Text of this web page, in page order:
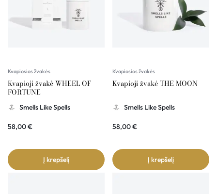
Kvapiosios žvakės
Kvapioji žvakė WHEEL OF
FORTUNE
Smells Like Spells
58,00€
Į krepšelį
Kvapiosios žvakės
Kvapioji žvakė THE MOON
Smells Like Spells
58,00€
Į krepšelį